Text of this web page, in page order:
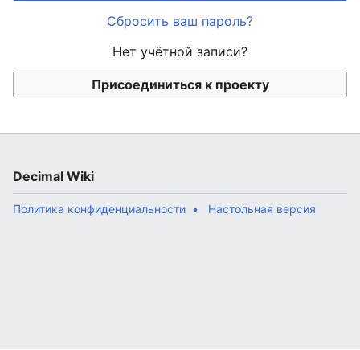
Сбросить ваш пароль?
Нет учётной записи?
Присоединиться к проекту
Decimal Wiki
Политика конфиденциальности Настольная версия